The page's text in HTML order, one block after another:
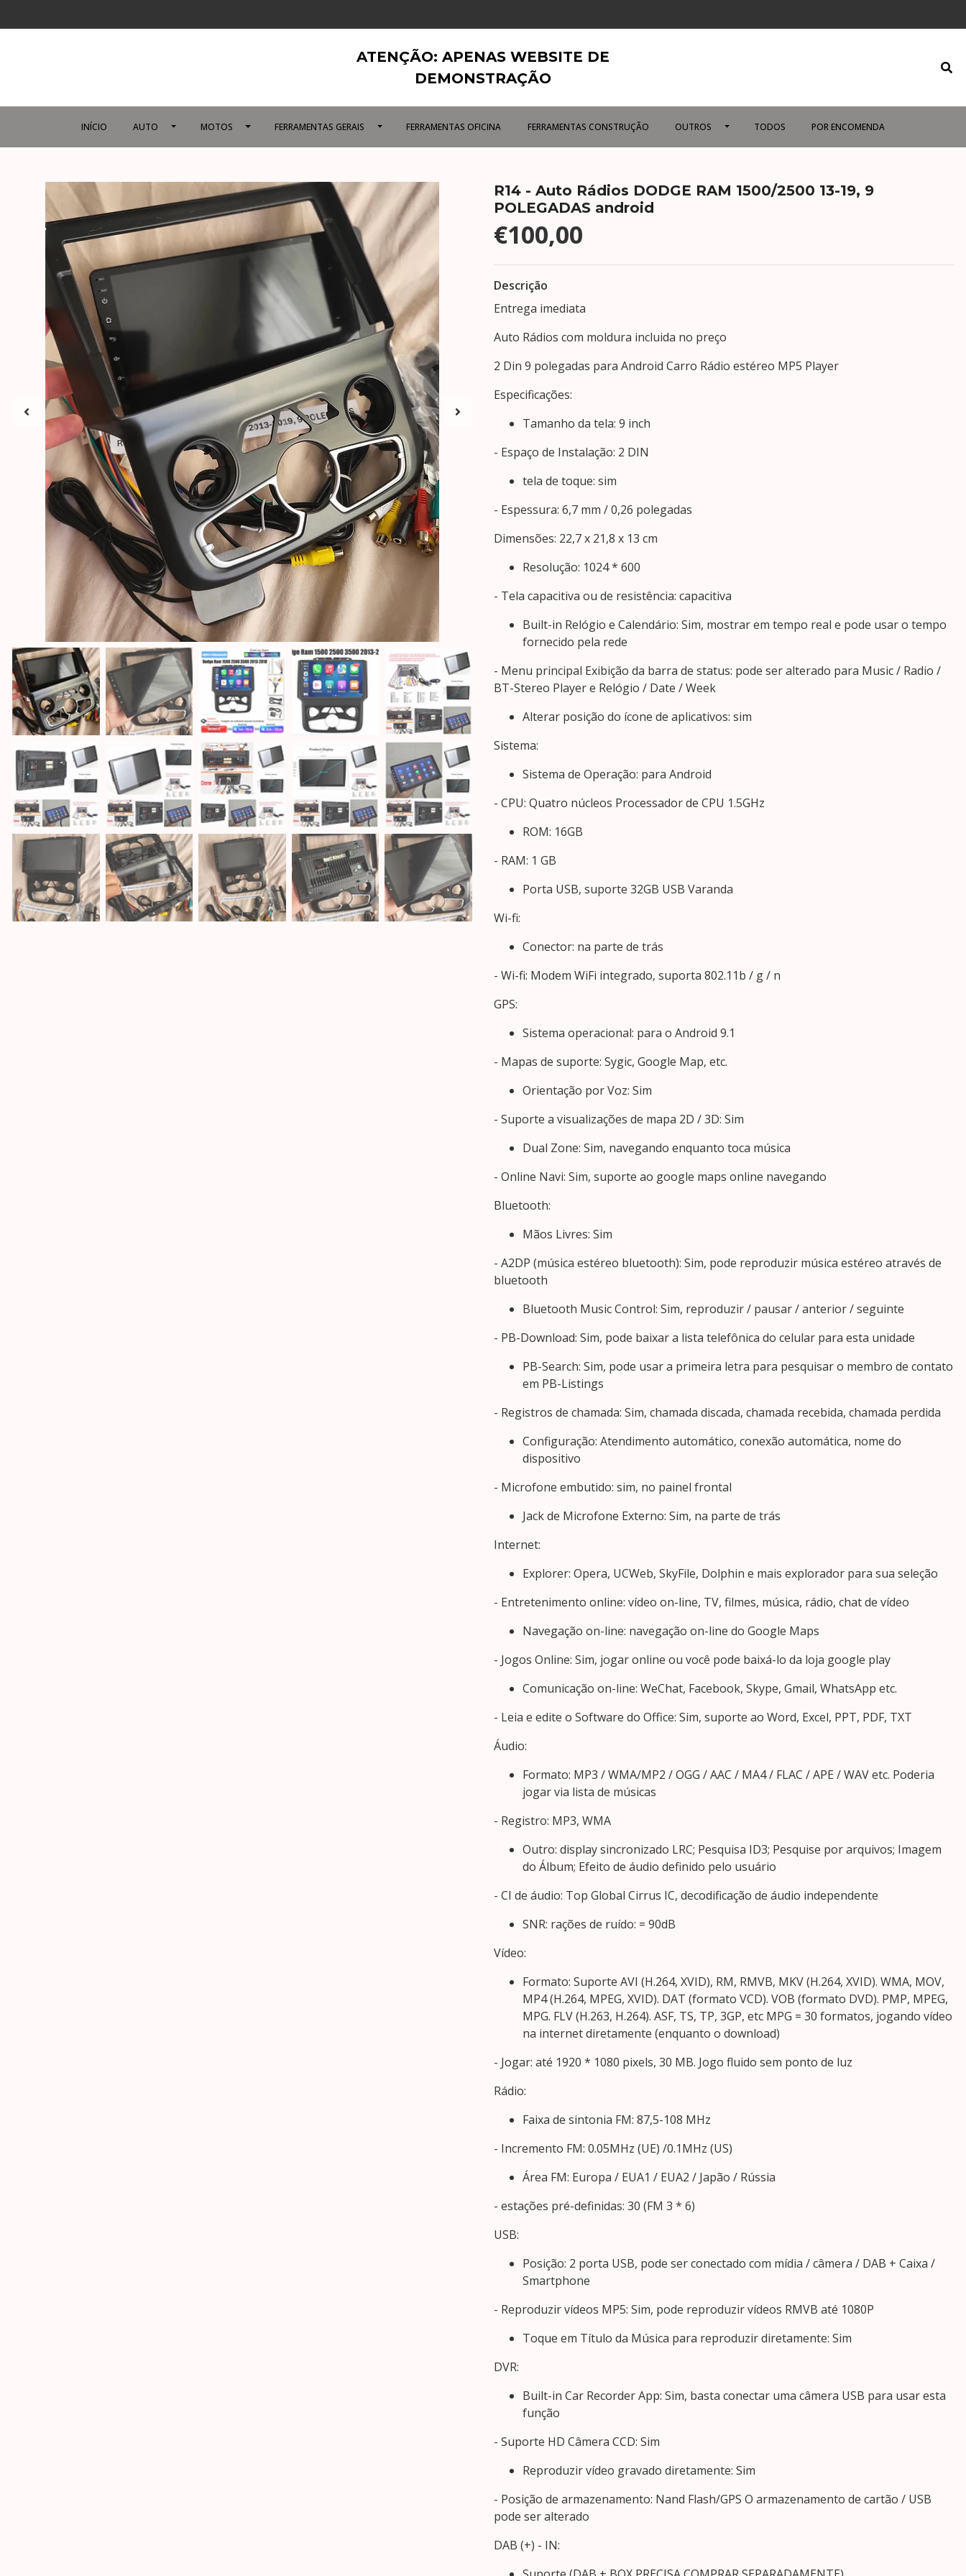
ATENÇÃO: APENAS WEBSITE DE
DEMONSTRAÇÃO
INÍCIO AUTO MOTOS FERRAMENTAS GERAIS FERRAMENTAS OFICINA FERRAMENTAS CONSTRUÇÃO OUTROS TODOS POR ENCOMENDA
R14 - Auto Rádios DODGE RAM 1500/2500 13-19, 9
POLEGADAS android
€100,00
Descrição
Entrega imediata
Auto Rádios com moldura incluida no preço
2 Din 9 polegadas para Android Carro Rádio estéreo MP5 Player
Especificações:
Tamanho da tela: 9 inch
- Espaço de Instalação: 2 DIN
tela de toque: sim
- Espessura: 6,7 mm / 0,26 polegadas
Dimensões: 22,7 x 21,8 x 13 cm
Resolução: 1024 * 600
- Tela capacitiva ou de resistência: capacitiva
Built-in Relógio e Calendário: Sim, mostrar em tempo real e pode usar o tempo
fornecido pela rede
- Menu principal Exibição da barra de status: pode ser alterado para Music / Radio /
BT-Stereo Player e Relógio / Date / Week
Alterar posição do ícone de aplicativos: sim
Sistema:
Sistema de Operação: para Android
- CPU: Quatro núcleos Processador de CPU 1.5GHz
ROM: 16GB
- RAM: 1 GB
Porta USB, suporte 32GB USB Varanda
Wi-fi:
Conector: na parte de trás
- Wi-fi: Modem WiFi integrado, suporta 802.11b / g / n
GPS:
Sistema operacional: para o Android 9.1
- Mapas de suporte: Sygic, Google Map, etc.
Orientação por Voz: Sim
- Suporte a visualizações de mapa 2D / 3D: Sim
Dual Zone: Sim, navegando enquanto toca música
- Online Navi: Sim, suporte ao google maps online navegando
Bluetooth:
Mãos Livres: Sim
- A2DP (música estéreo bluetooth): Sim, pode reproduzir música estéreo através de
bluetooth
Bluetooth Music Control: Sim, reproduzir / pausar / anterior / seguinte
- PB-Download: Sim, pode baixar a lista telefônica do celular para esta unidade
PB-Search: Sim, pode usar a primeira letra para pesquisar o membro de contato
em PB-Listings
- Registros de chamada: Sim, chamada discada, chamada recebida, chamada perdida
Configuração: Atendimento automático, conexão automática, nome do
dispositivo
- Microfone embutido: sim, no painel frontal
Jack de Microfone Externo: Sim, na parte de trás
Internet:
Explorer: Opera, UCWeb, SkyFile, Dolphin e mais explorador para sua seleção
- Entretenimento online: vídeo on-line, TV, filmes, música, rádio, chat de vídeo
Navegação on-line: navegação on-line do Google Maps
- Jogos Online: Sim, jogar online ou você pode baixá-lo da loja google play
Comunicação on-line: WeChat, Facebook, Skype, Gmail, WhatsApp etc.
- Leia e edite o Software do Office: Sim, suporte ao Word, Excel, PPT, PDF, TXT
Áudio:
Formato: MP3 / WMA/MP2 / OGG / AAC / MA4 / FLAC / APE / WAV etc. Poderia
jogar via lista de músicas
- Registro: MP3, WMA
Outro: display sincronizado LRC; Pesquisa ID3; Pesquise por arquivos; Imagem
do Álbum; Efeito de áudio definido pelo usuário
- CI de áudio: Top Global Cirrus IC, decodificação de áudio independente
SNR: rações de ruído: = 90dB
Vídeo:
Formato: Suporte AVI (H.264, XVID), RM, RMVB, MKV (H.264, XVID). WMA, MOV,
MP4 (H.264, MPEG, XVID). DAT (formato VCD). VOB (formato DVD). PMP, MPEG,
MPG. FLV (H.263, H.264). ASF, TS, TP, 3GP, etc MPG = 30 formatos, jogando vídeo
na internet diretamente (enquanto o download)
- Jogar: até 1920 * 1080 pixels, 30 MB. Jogo fluido sem ponto de luz
Rádio:
Faixa de sintonia FM: 87,5-108 MHz
- Incremento FM: 0.05MHz (UE) /0.1MHz (US)
Área FM: Europa / EUA1 / EUA2 / Japão / Rússia
- estações pré-definidas: 30 (FM 3 * 6)
USB:
Posição: 2 porta USB, pode ser conectado com mídia / câmera / DAB + Caixa /
Smartphone
- Reproduzir vídeos MP5: Sim, pode reproduzir vídeos RMVB até 1080P
Toque em Título da Música para reproduzir diretamente: Sim
DVR:
Built-in Car Recorder App: Sim, basta conectar uma câmera USB para usar esta
função
- Suporte HD Câmera CCD: Sim
Reproduzir vídeo gravado diretamente: Sim
- Posição de armazenamento: Nand Flash/GPS O armazenamento de cartão / USB
pode ser alterado
DAB (+) - IN: